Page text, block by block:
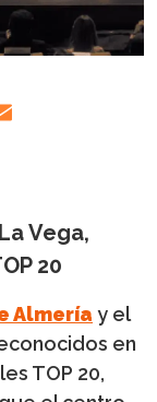
Vega,
20
Almería y el
en
TOP 20,